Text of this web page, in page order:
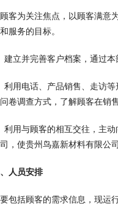
客为关注焦点，以顾客满意
服务的目标。
建立并完善客户档案，通过
利用电话、产品销售、走访
卷调查方式，了解顾客在销
利用与顾客的相互交往，主
，使贵州鸟嘉新材料有限公
人员安排
包括顾客的需求信息，现运